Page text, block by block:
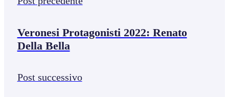
Veronesi Protagonisti 2022: Renato
Della Bella
Post successivo